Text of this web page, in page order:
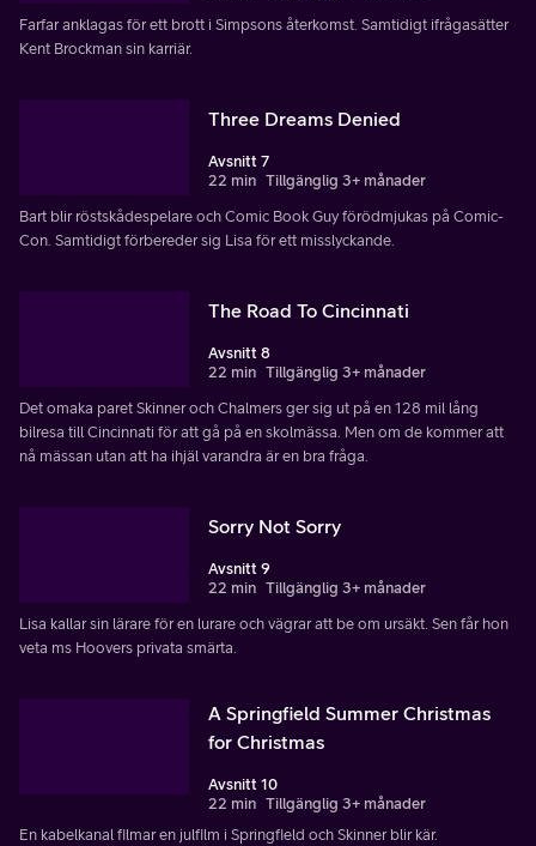
Farfar anklagas för ett brott i Simpsons återkomst. Samtidigt ifrågasätter
Kent Brockman sin karriär.
Three Dreams Denied
Avsnitt 7
22 min Tillgänglig 3+ månader
Bart blir röstskådespelare och Comic Book Guy förödmjukas på Comic-
Con. Samtidigt förbereder sig Lisa för ett misslyckande.
The Road To Cincinnati
Avsnitt 8
22 min Tillgänglig 3+ månader
Det omaka paret Skinner och Chalmers ger sig ut på en 128 mil lång
bilresa till Cincinnati för att gå på en skolmässa. Men om de kommer att
nå mässan utan att ha ihjäl varandra är en bra fråga.
Sorry Not Sorry
Avsnitt 9
22 min Tillgänglig 3+ månader
Lisa kallar sin lärare för en lurare och vägrar att be om ursäkt. Sen får hon
veta ms Hoovers privata smärta.
A Springfield Summer Christmas
for Christmas
Avsnitt 10
22 min Tillgänglig 3+ månader
En kabelkanal filmar en julfilm i Springfield och Skinner blir kär.